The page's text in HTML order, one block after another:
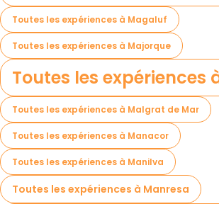
Toutes les expériences à Magaluf
Toutes les expériences à Majorque
Toutes les expériences
Toutes les expériences à Malgrat de Mar
Toutes les expériences à Manacor
Toutes les expériences à Manilva
Toutes les expériences à Manresa